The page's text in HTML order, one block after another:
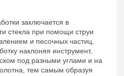
заключается в
стекла при помощи струи
и песочных частиц.
наклоняя инструмент,
под разными углами и на
тем самым образуя